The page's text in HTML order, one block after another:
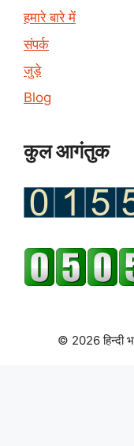
हमारे बारे में
संपर्क
जुड़े
Blog
कुल आगंतुक
© 2026 हिन्दी